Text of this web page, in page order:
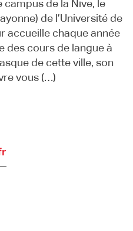
campus de la Nive, le
de l’Université de
accueille chaque année
des cours de langue à
de cette ville, son
vous (…)